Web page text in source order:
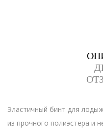
Эластичный бинт для
из прочного полиэстера и